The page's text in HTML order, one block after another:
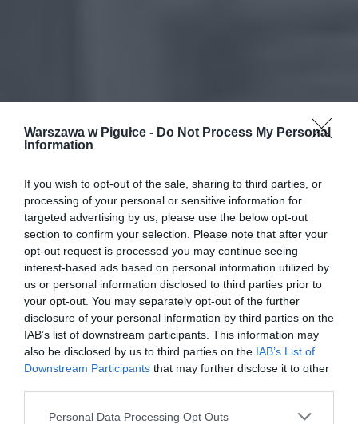
Warszawa w Pigułce - Do Not Process My Personal
Information
If you wish to opt-out of the sale, sharing to third parties, or
processing of your personal or sensitive information for
targeted advertising by us, please use the below opt-out
section to confirm your selection. Please note that after your
opt-out request is processed you may continue seeing
interest-based ads based on personal information utilized by
us or personal information disclosed to third parties prior to
your opt-out. You may separately opt-out of the further
disclosure of your personal information by third parties on the
IAB’s list of downstream participants. This information may
also be disclosed by us to third parties on the IAB’s List of
Downstream Participants that may further disclose it to other
Personal Data Processing Opt Outs